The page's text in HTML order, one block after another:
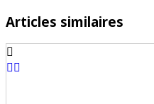
Articles similaires